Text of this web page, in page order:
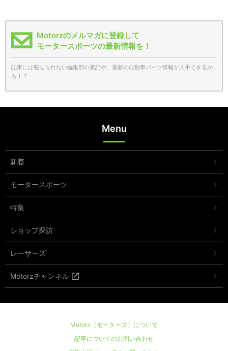
Motorzのメルマガに登録して
モータースポーツの最新情報を！
記事には載せられない編集部の裏話や、最新の自動車パーツ情報が入手できるか
も！？
Menu
新着
モータースポーツ
特集
ショップ探訪
レーサーズ
Motorzチャンネル
Motorz（モーターズ）について
記事についてのお問い合わせ